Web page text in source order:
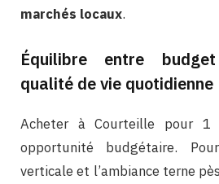
marchés locaux.
Équilibre entre
qualité de vie quotidienne
Acheter à Courteille pour
opportunité budgétaire.
verticale et l’ambiance terne